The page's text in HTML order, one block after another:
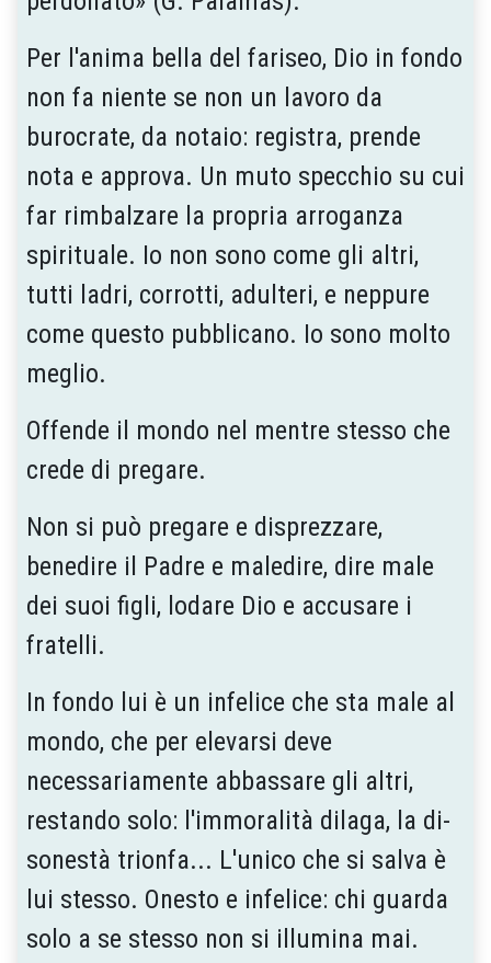
Per l'anima bella del fariseo, Dio in fondo
non fa niente se non un lavoro da
burocrate, da notaio: registra, prende
nota e approva. Un muto specchio su cui
far rimbalzare la propria arroganza
spirituale. Io non sono come gli altri,
tutti ladri, corrotti, adulteri, e neppure
come questo pubblicano. Io sono molto
meglio.
Offende il mondo nel mentre stesso che
crede di pregare.
Non si può pregare e disprezzare,
benedire il Padre e maledire, dire male
dei suoi figli, lodare Dio e accusare i
fratelli.
In fondo lui è un infelice che sta male al
mon­do, che per elevarsi deve
necessariamente abbassare gli altri,
restando solo: l'immoralità dilaga, la di­
sonestà trionfa... L'unico che si salva è
lui stesso. Onesto e infelice: chi guarda
solo a se stesso non si illumina mai.